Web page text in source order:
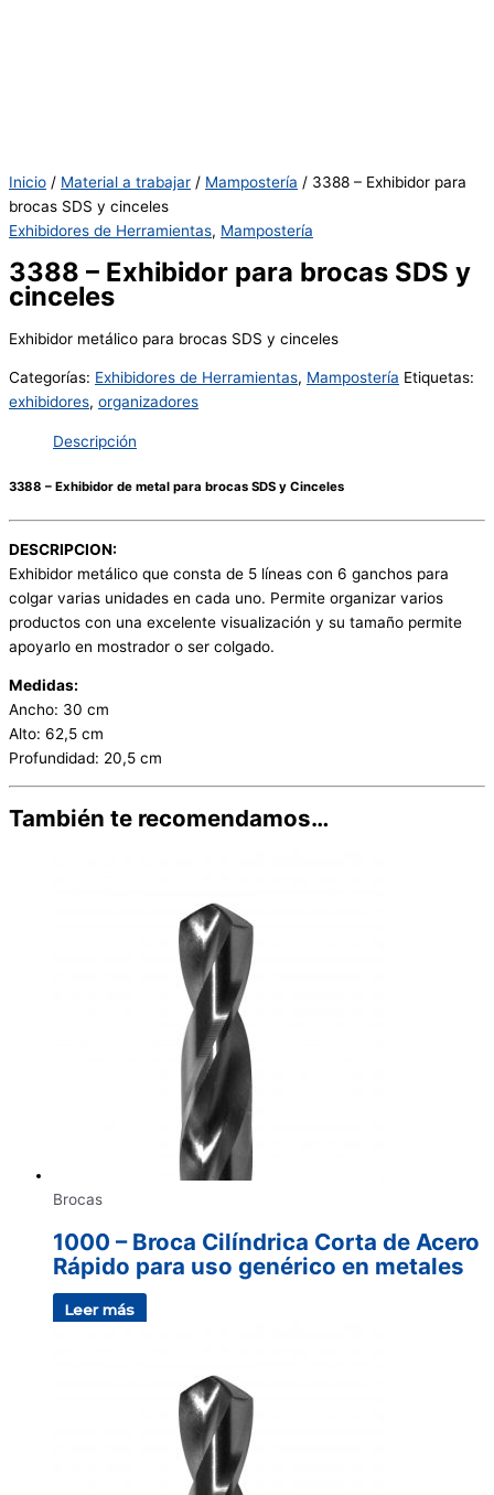
Inicio / Material a trabajar / Mampostería / 3388 – Exhibidor para
brocas SDS y cinceles
Exhibidores de Herramientas, Mampostería
3388 – Exhibidor para brocas SDS y
cinceles
Exhibidor metálico para brocas SDS y cinceles
Categorías: Exhibidores de Herramientas, Mampostería Etiquetas:
exhibidores, organizadores
Descripción
3388 – Exhibidor de metal para brocas SDS y Cinceles
DESCRIPCION:
Exhibidor metálico que consta de 5 líneas con 6 ganchos para
colgar varias unidades en cada uno. Permite organizar varios
productos con una excelente visualización y su tamaño permite
apoyarlo en mostrador o ser colgado.
Medidas:
Ancho: 30 cm
Alto: 62,5 cm
Profundidad: 20,5 cm
También te recomendamos…
Brocas
1000 – Broca Cilíndrica Corta de Acero
Rápido para uso genérico en metales
Leer más